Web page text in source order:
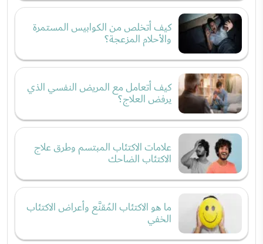
كيف أتخلص من الكوابيس المستمرة
والأحلام المزعجة؟
كيف أتعامل مع المريض النفسي الذي
يرفض العلاج؟
علامات الاكتئاب المبتسم وطرق علاج
الاكتئاب الضاحك
ما هو الاكتئاب المُقنَّع وأعراض الاكتئاب
الخفي